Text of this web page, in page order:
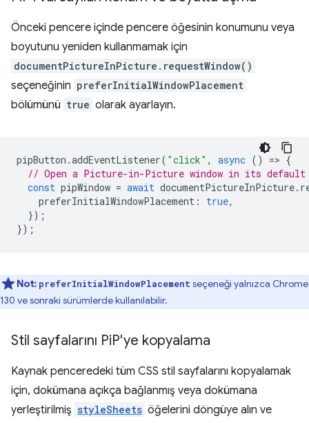
Önceki pencere içinde pencere öğesinin konumunu veya
boyutunu yeniden kullanmamak için
documentPictureInPicture.requestWindow()
seçeneğinin preferInitialWindowPlacement
bölümünü true olarak ayarlayın.
pipButton .addEventListener( "click" , async () => {
// Open a Picture-in-Picture window in its
const pipWindow = await documentPictureInPicture.
preferInitialWindowPlacement : true,
});
});
Not: preferInitialWindowPlacement seçeneği yalnızca Chrome
130 ve sonraki sürümlerde kullanılabilir.
Stil sayfalarını PiP'ye kopyalama
Kaynak penceredeki tüm CSS stil sayfalarını kopyalamak
için, dokümana açıkça bağlanmış veya dokümana
yerleştirilmiş styleSheets öğelerini döngüye alın ve